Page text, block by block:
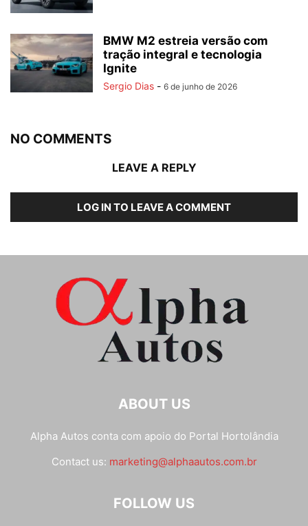
BMW M2 estreia versão com
tração integral e tecnologia
Ignite
Sergio Dias - 6 de junho de 2026
NO COMMENTS
LEAVE A REPLY
LOG IN TO LEAVE A COMMENT
ABOUT US
Alpha Autos conta com apoio do Portal Hortolândia
Contact us: marketing@alphaautos.com.br
FOLLOW US